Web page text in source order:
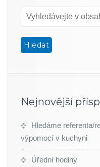
Nejnovější
Hledáme referenta/
výpomocí v kuchyni
Úřední hodiny